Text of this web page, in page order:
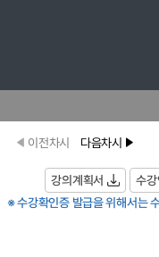
이전차시 다음차시
강의계획서
수
※ 수강확인증 발급을 위해서는